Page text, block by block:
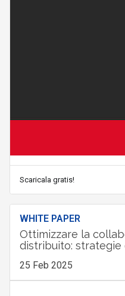
Scaricala gratis!
WHITE PAPER
Ottimizzare la
distribuito: strategie
25 Feb 2025